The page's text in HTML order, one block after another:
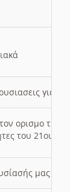
για
ορισμο
του 21ου
μας